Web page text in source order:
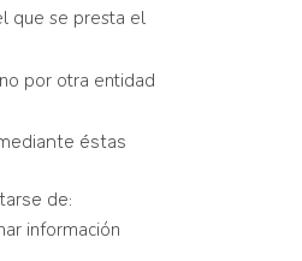
que se presta el
por otra entidad
éstas
de:
información